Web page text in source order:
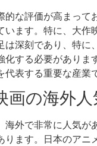
的な評価が高まっ
います。特に、大
は深刻であり、特
する必要があり
表する重要な産業
画の海外
海外で非常に人気
ります。日本のア